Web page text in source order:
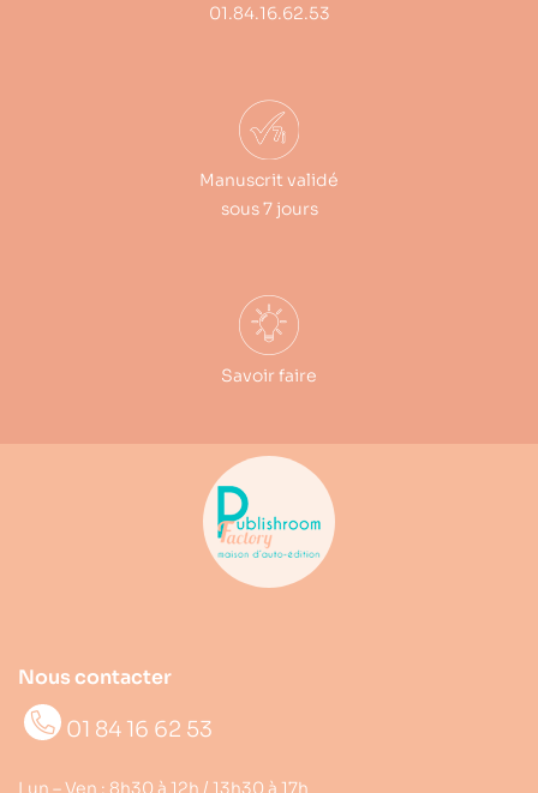
01.84.16.62.53
Manuscrit validé
sous 7 jours
Savoir faire
Nous contacter
01 84 16 62 53
Lun – Ven : 8h30 à 12h / 13h30 à 17h